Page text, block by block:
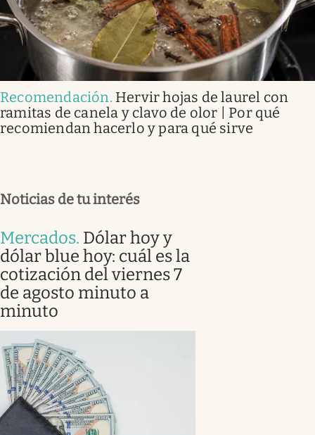
Recomendación. Hervir hojas de laurel con
ramitas de canela y clavo de olor | Por qué
recomiendan hacerlo y para qué sirve
Noticias de tu interés
Mercados. Dólar hoy y
dólar blue hoy: cuál es la
cotización del viernes 7
de agosto minuto a
minuto